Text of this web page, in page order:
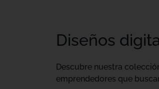
Diseños
Descubre nuestra
emprendedores que